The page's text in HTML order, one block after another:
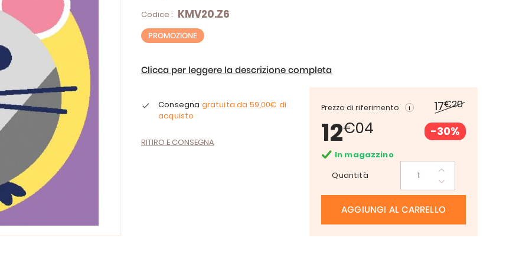
Codice : KMV20.Z6
PROMOZIONE
Clicca per leggere la descrizione completa
Prezzo di riferimento 17€20
12€04 -30%
In magazzino
Quantità
AGGIUNGI AL CARRELLO
Consegna gratuita da 59,00€ di
acquisto
RITIRO E CONSEGNA